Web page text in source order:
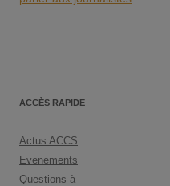
ACCÈS RAPIDE
Actus ACCS
Evenements
Questions à